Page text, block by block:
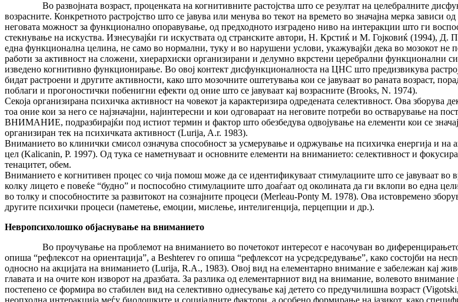
Во развојната возраст, проценката на когнитивните растојства што се резултат на целебралните
возрасните. Конкретното растројство што се јавува или менува во текот на времето во значајна мерка зависи
неговата можност за функционално опоравување, од предходното изградено ниво на интеракции што ги
стекнување на искуства. Изнесувајќи ги искуствата од странските автори, Н. Крстиќ и М. Гојковиќ (1994), Д.
една функционална целина, не само во нормални, туку и во нарушени услови, укажувајќи дека во мозокот не
работи за активност на сложени, хиерархиски организирани и делумно вкрстени церебрални функционални
изведено когнитивно функционирање. Во овој контект дисфункционалноста на ЦНС што предизвикува
бидат растроени и другите активности, како што мозочните оштетувања кои се јавуваат во раната возраст,
поблаги и прогоностички побенигни ефекти од оние што се јавуваат кај возрасните (Brooks, N. 1974).
Секоја организирана психичка активност на човекот ја карактеризира одредената селективност. Ова зборува
тоа оние кои за него се најзначајни, најинтересни и кои одговараат на неговите потреби во остварување на
ВНИМАНИЕ, подразбирајќи под истиот термин и фактор што обезбедува одвојување на елементи кои се
организиран тек на психичката активност (Lurija, A.r. 1983).
Вниманието во клинички смисол означува способност за усмерување и одржување на психичка енергија и на
цел (Kalicanin, P. 1997). Од тука се наметнуваат и основните елементи на вниманието: селективност и
тенацитет, обем.
Вниманието е когнитивен процес со чија помош може да се идентификуваат стимулациите што се јавуваат
колку лицето е повеќе “будно” и поспособно стимулациите што доаѓаат од околината да ги вклопи во една
во толку и способностите за развитокот на сознајните процеси (Merleau-Ponty M. 1978). Ова истовремено
другите психички процеси (паметење, емоции, мислење, интелигенција, перцепции и др.).
Невропсихолошко објаснување на вниманието
Во проучување на проблемот на вниманието во почетокот интересот е насочуван во диференцирањето
опиша “рефлексот на ориентација”, а Beshterev го опиша “рефлексот на усредсредување”, како состојби на
односно на акцијата на вниманието (Lurija, R.A., 1983). Овој вид на елементарно внимание е забележан кај
главата и на очите кон изворот на дразбата. За разлика од елементарниот вид на внимание, волевото
постепено се формира во стабилен вид на селективно однесување кај детето со предучилишна возраст